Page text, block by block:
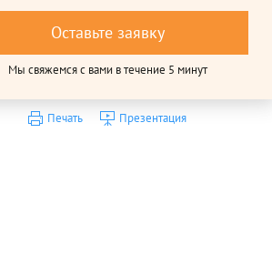
Оставьте заявку
Мы свяжемся с вами в течение 5 минут
Печать Презентация